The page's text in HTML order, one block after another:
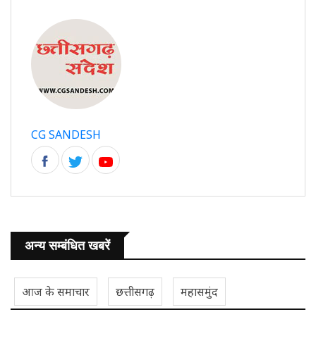
CG SANDESH
अन्य सम्बंधित खबरें
आज के समाचार छत्तीसगढ़ महासमुंद